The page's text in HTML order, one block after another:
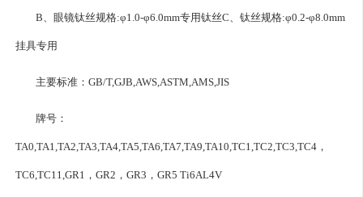
B、眼镜钛丝规格:φ1.0-φ6.0mm专用钛丝C、钛丝规格:φ0.2-φ8.0mm
挂具专用
主要标准：GB/T,GJB,AWS,ASTM,AMS,JIS
牌号：
TA0,TA1,TA2,TA3,TA4,TA5,TA6,TA7,TA9,TA10,TC1,TC2,TC3,TC4，
TC6,TC11,GR1，GR2，GR3，GR5 Ti6AL4V